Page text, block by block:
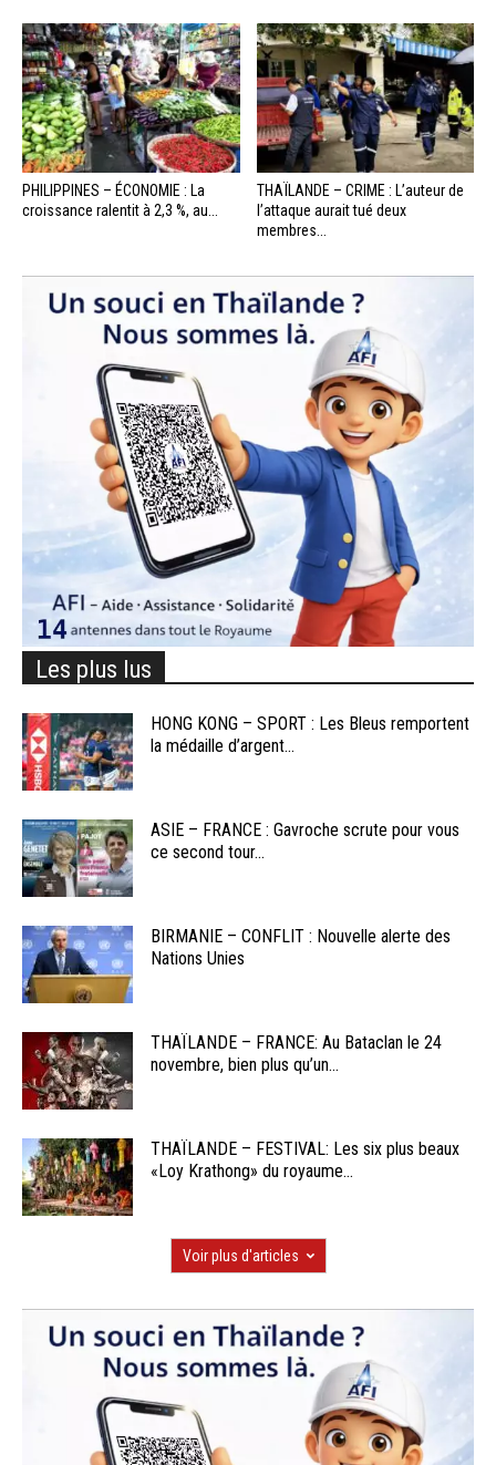
PHILIPPINES – ÉCONOMIE : La
croissance ralentit à 2,3 %, au...
THAÏLANDE – CRIME : L’auteur de
l’attaque aurait tué deux
membres...
Les plus lus
HONG KONG – SPORT : Les Bleus remportent
la médaille d’argent...
ASIE – FRANCE : Gavroche scrute pour vous
ce second tour...
BIRMANIE – CONFLIT : Nouvelle alerte des
Nations Unies
THAÏLANDE – FRANCE: Au Bataclan le 24
novembre, bien plus qu’un...
THAÏLANDE – FESTIVAL: Les six plus beaux
«Loy Krathong» du royaume...
Voir plus d'articles